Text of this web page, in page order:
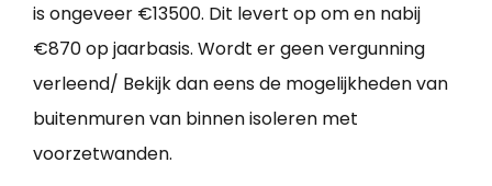
is ongeveer €13500. Dit levert op om en nabij
€870 op jaarbasis. Wordt er geen vergunning
verleend/ Bekijk dan eens de mogelijkheden van
buitenmuren van binnen isoleren met
voorzetwanden.